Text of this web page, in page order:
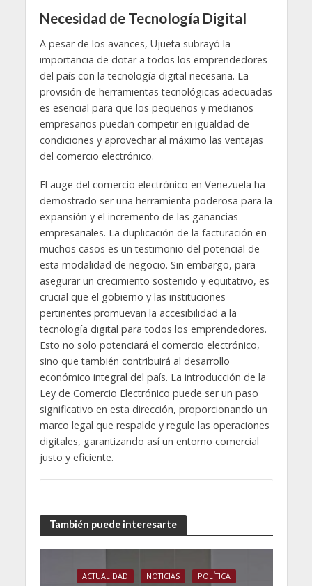
Necesidad de Tecnología Digital
A pesar de los avances, Ujueta subrayó la
importancia de dotar a todos los emprendedores
del país con la tecnología digital necesaria. La
provisión de herramientas tecnológicas adecuadas
es esencial para que los pequeños y medianos
empresarios puedan competir en igualdad de
condiciones y aprovechar al máximo las ventajas
del comercio electrónico.
El auge del comercio electrónico en Venezuela ha
demostrado ser una herramienta poderosa para la
expansión y el incremento de las ganancias
empresariales. La duplicación de la facturación en
muchos casos es un testimonio del potencial de
esta modalidad de negocio. Sin embargo, para
asegurar un crecimiento sostenido y equitativo, es
crucial que el gobierno y las instituciones
pertinentes promuevan la accesibilidad a la
tecnología digital para todos los emprendedores.
Esto no solo potenciará el comercio electrónico,
sino que también contribuirá al desarrollo
económico integral del país. La introducción de la
Ley de Comercio Electrónico puede ser un paso
significativo en esta dirección, proporcionando un
marco legal que respalde y regule las operaciones
digitales, garantizando así un entorno comercial
justo y eficiente.
También puede interesarte
ACTUALIDAD NOTICIAS POLÍTICA